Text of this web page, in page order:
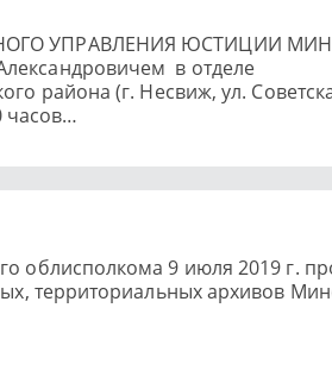
УПРАВЛЕНИЯ ЮСТИЦИИ
в отделе
района (г. Несвиж, ул.
часов…
облисполкома 9 июля 2019 г.
территориальных архивов